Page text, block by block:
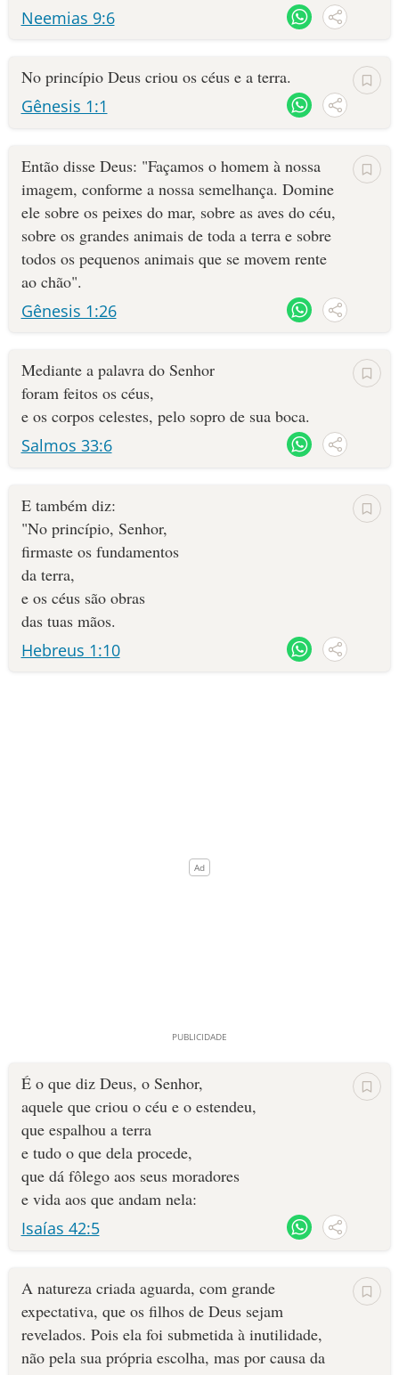
Neemias 9:6
No princípio Deus criou os céus e a terra.
Gênesis 1:1
Então disse Deus: "Façamos o homem à nossa
imagem, con­for­me a nossa semelhança. Domine
ele sobre os peixes do mar, sobre as aves do céu,
sobre os grandes animais de toda a terra e sobre
todos os pequenos animais ­que se movem rente
ao chão".
Gênesis 1:26
Mediante a palavra do Senhor
foram feitos os céus,
e os corpos celestes, pelo sopro de sua boca.
Salmos 33:6
E também diz:
"No princípio, Senhor,
firmaste os fundamentos
da terra,
e os céus são obras
das tuas mãos.
Hebreus 1:10
É o que diz Deus, o Senhor,
aquele que criou o céu e o estendeu,
que espalhou a terra
e tudo o que dela procede,
que dá fôlego aos seus moradores
e vida aos que andam nela:
Isaías 42:5
A natureza criada aguarda, com grande
expectativa, que os filhos de Deus sejam
revelados. Pois ela foi submetida à inutilidade,
não pela sua própria escolha, mas por causa da